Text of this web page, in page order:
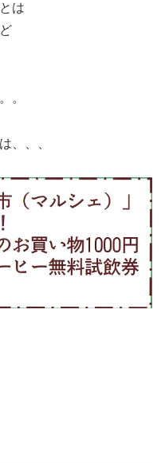
は
。
、、、